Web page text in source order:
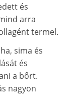
és
arra
termel.
sima és
és
a bőrt.
nagyon